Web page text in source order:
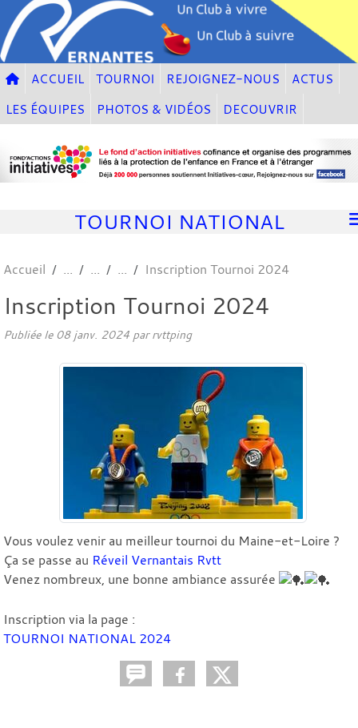
ACCUEIL TOURNOI REJOIGNEZ-NOUS
ACTUS
LES ÉQUIPES
PHOTOS & VIDÉOS DECOUVRIR
TOURNOI NATIONAL
Accueil Inscription Tournoi 2024
Inscription Tournoi 2024
Publiée le 08 janv. 2024 parrvttping
Vous voulez venir au meilleur tournoi du Maine-et-Loire ?
Ça se passe au Réveil Vernantais Rvtt
Venez nombreux, une bonne ambiance assurée
Inscription via la page :
TOURNOI NATIONAL 2024
Panneau de gestion des cookies